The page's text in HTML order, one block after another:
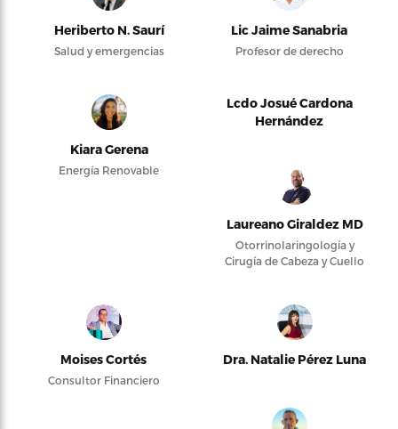
Heriberto N. Saurí
Salud y emergencias
Lic Jaime Sanabria
Profesor de derecho
Kiara Gerena
Energía Renovable
Lcdo Josué Cardona
Hernández
Laureano Giraldez MD
Otorrinolaringología y
Cirugía de Cabeza y Cuello
Moises Cortés
Consultor Financiero
Dra. Natalie Pérez Luna